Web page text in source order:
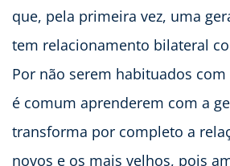
que, pela primeira vez, uma
tem relacionamento bilateral
Por não serem habituados
é comum aprenderem com a
transforma por completo a
novos e os mais velhos, pois